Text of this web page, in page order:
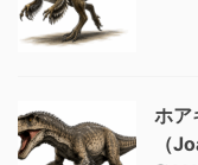
ホア
（